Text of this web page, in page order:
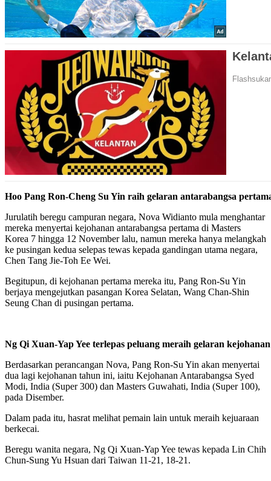
Hoo Pang Ron-Cheng Su Yin raih gelaran antarabangsa
Jurulatih beregu campuran negara, Nova Widianto mula menghantar
mereka menyertai kejohanan antarabangsa pertama di Masters
Korea 7 hingga 12 November lalu, namun mereka hanya melangkah
ke pusingan kedua selepas tewas kepada gandingan utama negara,
Chen Tang Jie-Toh Ee Wei.
Begitupun, di kejohanan pertama mereka itu, Pang Ron-Su Yin
berjaya mengejutkan pasangan Korea Selatan, Wang Chan-Shin
Seung Chan di pusingan pertama.
Ng Qi Xuan-Yap Yee terlepas peluang meraih gelaran
Berdasarkan perancangan Nova, Pang Ron-Su Yin akan menyertai
dua lagi kejohanan tahun ini, iaitu Kejohanan Antarabangsa Syed
Modi, India (Super 300) dan Masters Guwahati, India (Super 100),
pada Disember.
Dalam pada itu, hasrat melihat pemain lain untuk meraih kejuaraan
berkecai.
Beregu wanita negara, Ng Qi Xuan-Yap Yee tewas kepada Lin Chih
Chun-Sung Yu Hsuan dari Taiwan 11-21, 18-21.